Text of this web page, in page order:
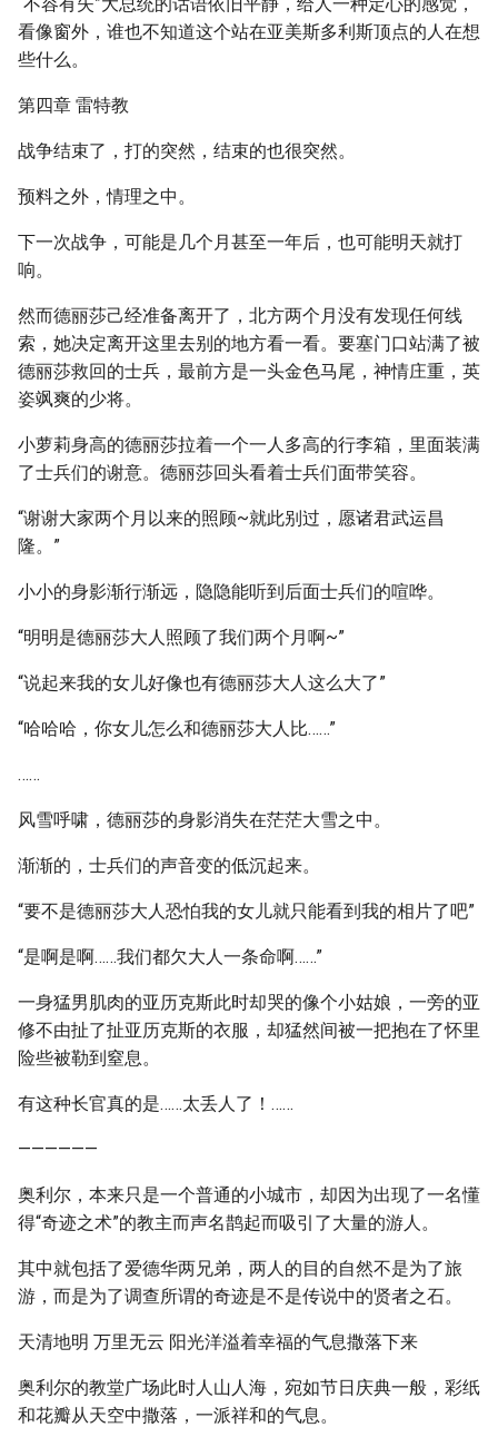
看像窗外，谁也不知道这个站在亚美斯多利斯顶点的人在想
些什么。
第四章 雷特教
战争结束了，打的突然，结束的也很突然。
预料之外，情理之中。
下一次战争，可能是几个月甚至一年后，也可能明天就打
响。
然而德丽莎己经准备离开了，北方两个月没有发现任何线
索，她决定离开这里去别的地方看一看。要塞门口站满了被
德丽莎救回的士兵，最前方是一头金色马尾，神情庄重，英
姿飒爽的少将。
小萝莉身高的德丽莎拉着一个一人多高的行李箱，里面装满
了士兵们的谢意。德丽莎回头看着士兵们面带笑容。
“谢谢大家两个月以来的照顾~就此别过，愿诸君武运昌
隆。”
小小的身影渐行渐远，隐隐能听到后面士兵们的喧哗。
“明明是德丽莎大人照顾了我们两个月啊~”
“说起来我的女儿好像也有德丽莎大人这么大了”
“哈哈哈，你女儿怎么和德丽莎大人比……”
……
风雪呼啸，德丽莎的身影消失在茫茫大雪之中。
渐渐的，士兵们的声音变的低沉起来。
“要不是德丽莎大人恐怕我的女儿就只能看到我的相片了吧”
“是啊是啊……我们都欠大人一条命啊……”
一身猛男肌肉的亚历克斯此时却哭的像个小姑娘，一旁的亚
修不由扯了扯亚历克斯的衣服，却猛然间被一把抱在了怀里
险些被勒到窒息。
有这种长官真的是……太丢人了！……
——————
奥利尔，本来只是一个普通的小城市，却因为出现了一名懂
得“奇迹之术”的教主而声名鹊起而吸引了大量的游人。
其中就包括了爱德华两兄弟，两人的目的自然不是为了旅
游，而是为了调查所谓的奇迹是不是传说中的贤者之石。
天清地明 万里无云 阳光洋溢着幸福的气息撒落下来
奥利尔的教堂广场此时人山人海，宛如节日庆典一般，彩纸
和花瓣从天空中撒落，一派祥和的气息。